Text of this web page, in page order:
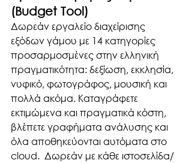
(Budget Tool)
Δωρεάν εργαλείο διαχείρισης
εξόδων γάμου με 14 κατηγορίες
προσαρμοσμένες στην ελληνική
πραγματικότητα: δεξίωση, εκκλησία,
νυφικό, φωτογράφος, μουσική και
πολλά ακόμα. Καταγράφετε
εκτιμώμενα και πραγματικά κόστη,
βλέπετε γραφήματα ανάλυσης και
όλα αποθηκεύονται αυτόματα στο
cloud.  Δωρεάν με κάθε ιστοσελίδα/